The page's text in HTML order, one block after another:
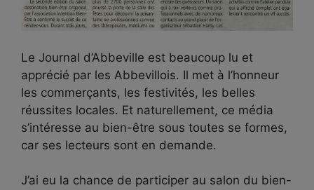
Le Journal d’Abbeville est beaucoup lu et
apprécié par les Abbevillois. Il met à l’honneur
les commerçants, les festivités, les belles
réussites locales. Et naturellement, ce média
s’intéresse au bien-être sous toutes se formes,
car ses lecteurs sont en demande.
J’ai eu la chance de participer au salon du bien-